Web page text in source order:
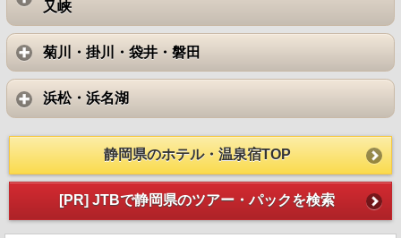
又峡
菊川・掛川・袋井・磐田
浜松・浜名湖
静岡県のホテル・温泉宿TOP
[PR] JTBで静岡県のツアー・パックを検索